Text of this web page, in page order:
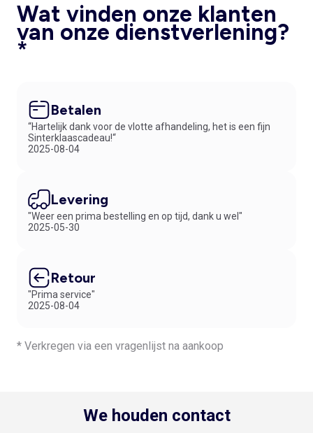
Wat vinden onze klanten
van onze dienstverlening?
*
Betalen
“Hartelijk dank voor de vlotte afhandeling, het is een fijn
Sinterklaascadeau!“
2025-08-04
Levering
"Weer een prima bestelling en op tijd, dank u wel"
2025-05-30
Retour
"Prima service"
2025-08-04
* Verkregen via een vragenlijst na aankoop
We houden contact